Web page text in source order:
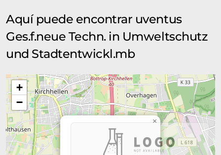
Aquí puede encontrar uventus
Ges.f.neue Techn. in Umweltschutz
und Stadtentwickl.mb
×
+
−